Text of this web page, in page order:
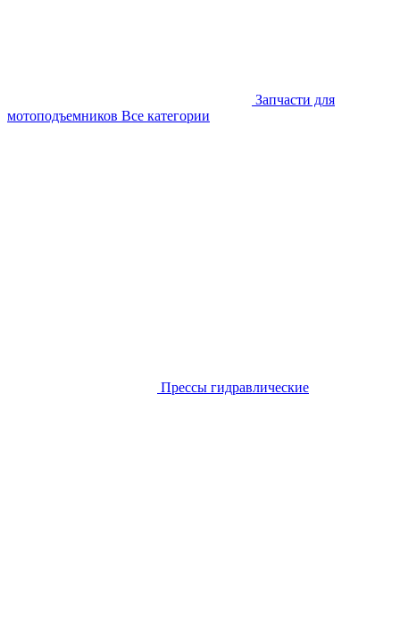
Запчасти для
мотоподъемников Все категории
Прессы гидравлические